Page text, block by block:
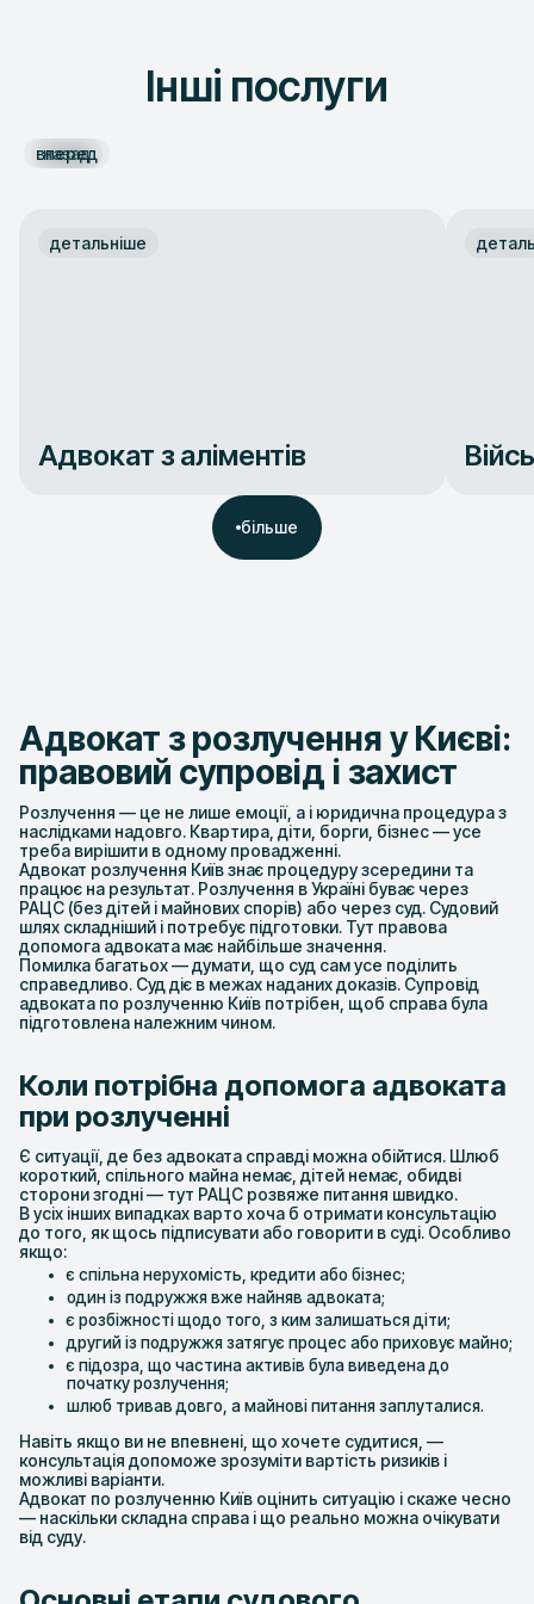
Інші послуги
назад
вперед
детальніше
Адвокат з аліментів
більше
Адвокат з розлучення у Києві:
правовий супровід і захист
Розлучення — це не лише емоції, а і юридична процедура з
наслідками надовго. Квартира, діти, борги, бізнес — усе
треба вирішити в одному провадженні.
Адвокат розлучення Київ знає процедуру зсередини та
працює на результат. Розлучення в Україні буває через
РАЦС (без дітей і майнових спорів) або через суд. Судовий
шлях складніший і потребує підготовки. Тут правова
допомога адвоката має найбільше значення.
Помилка багатьох — думати, що суд сам усе поділить
справедливо. Суд діє в межах наданих доказів. Супровід
адвоката по розлученню Київ потрібен, щоб справа була
підготовлена належним чином.
Коли потрібна допомога адвоката
при розлученні
Є ситуації, де без адвоката справді можна обійтися. Шлюб
короткий, спільного майна немає, дітей немає, обидві
сторони згодні — тут РАЦС розвяже питання швидко.
В усіх інших випадках варто хоча б отримати консультацію
до того, як щось підписувати або говорити в суді. Особливо
якщо:
є спільна нерухомість, кредити або бізнес;
один із подружжя вже найняв адвоката;
є розбіжності щодо того, з ким залишаться діти;
другий із подружжя затягує процес або приховує майно;
є підозра, що частина активів була виведена до
початку розлучення;
шлюб тривав довго, а майнові питання заплуталися.
Навіть якщо ви не впевнені, що хочете судитися, —
консультація допоможе зрозуміти вартість ризиків і
можливі варіанти.
Адвокат по розлученню Київ оцінить ситуацію і скаже чесно
— наскільки складна справа і що реально можна очікувати
від суду.